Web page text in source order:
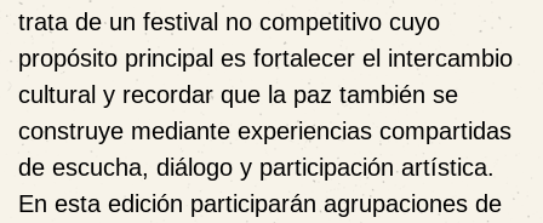
trata de un festival no competitivo cuyo
propósito principal es fortalecer el intercambio
cultural y recordar que la paz también se
construye mediante experiencias compartidas
de escucha, diálogo y participación artística.
En esta edición participarán agrupaciones de